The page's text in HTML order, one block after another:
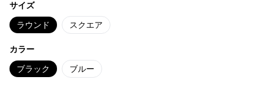
サイズ
ラウンド スクエア
カラー
ブラック ブルー